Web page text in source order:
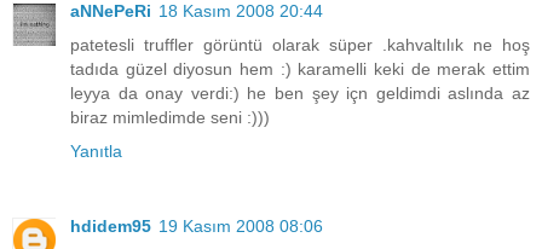
aNNePeRi 18 Kasım 2008 20:44
patetesli truffler görüntü olarak süper .kahvaltılık ne hoş
tadıda güzel diyosun hem :) karamelli keki de merak ettim
leyya da onay verdi:) he ben şey içn geldimdi aslında az
biraz mimledimde seni :)))
Yanıtla
hdidem95 19 Kasım 2008 08:06